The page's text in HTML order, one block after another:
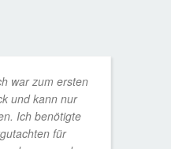
war zum ersten
und kann nur
Ich benötigte
für